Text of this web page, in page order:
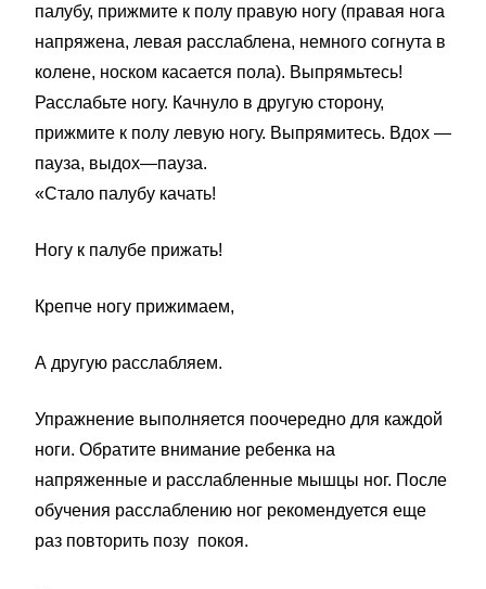
палубу, прижмите к полу правую ногу (правая нога
напря­жена, левая расслаблена, немного согнута в
колене, носком касается пола). Выпрямьтесь!
Расслабьте ногу. Качнуло в другую сторону,
прижмите к полу левую ногу. Выпрямитесь. Вдох —
пауза, выдох—пауза.
«Стало палубу качать!
Ногу к палубе прижать!
Крепче ногу прижимаем,
А другую расслабляем.
Упражнение выполняется поочередно для каждой
ноги. Обратите внимание ребенка на
напряженные и расслабленные мышцы ног. После
обучения расслаблению ног рекомендуется еще
раз повторить позу покоя.